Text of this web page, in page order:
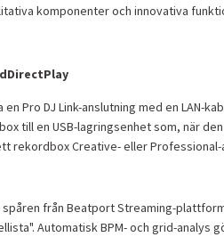
komponenter och innovativa
en Pro DJ Link-anslutning med en
till en USB-lagringsenhet som, när
rekordbox Creative- eller Professional-
från Beatport Streaming-
Automatisk BPM- och grid-